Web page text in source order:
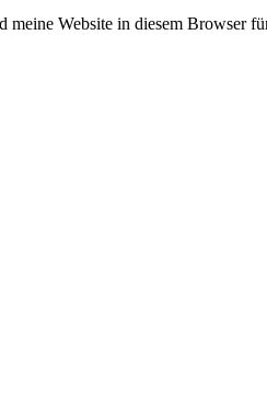
Website in diesem Browser